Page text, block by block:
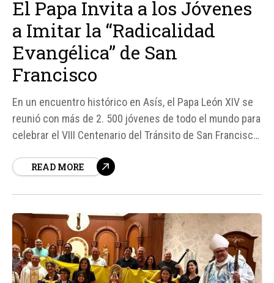
El Papa Invita a los Jóvenes
a Imitar la “Radicalidad
Evangélica” de San
Francisco
En un encuentro histórico en Asís, el Papa León XIV se
reunió con más de 2. 500 jóvenes de todo el mundo para
celebrar el VIII Centenario del Tránsito de San Francisco
"radicalidad evangélica" de San Francisco, que se...
READ MORE